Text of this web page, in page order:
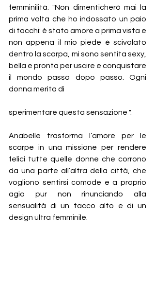
femminilità. "Non dimenticherò mai la
prima volta che ho indossato un paio
di tacchi: è stato amore a prima vista e
non appena il mio piede è scivolato
dentro la scarpa, mi sono sentita sexy,
bella e pronta per uscire e conquistare
il mondo passo dopo passo. Ogni
donna merita di
sperimentare questa sensazione ".
Anabelle trasforma l’amore per le
scarpe in una missione per rendere
felici tutte quelle donne che corrono
da una parte all’altra della città, che
vogliono sentirsi comode e a proprio
agio pur non rinunciando alla
sensualità di un tacco alto e di un
design ultra femminile.